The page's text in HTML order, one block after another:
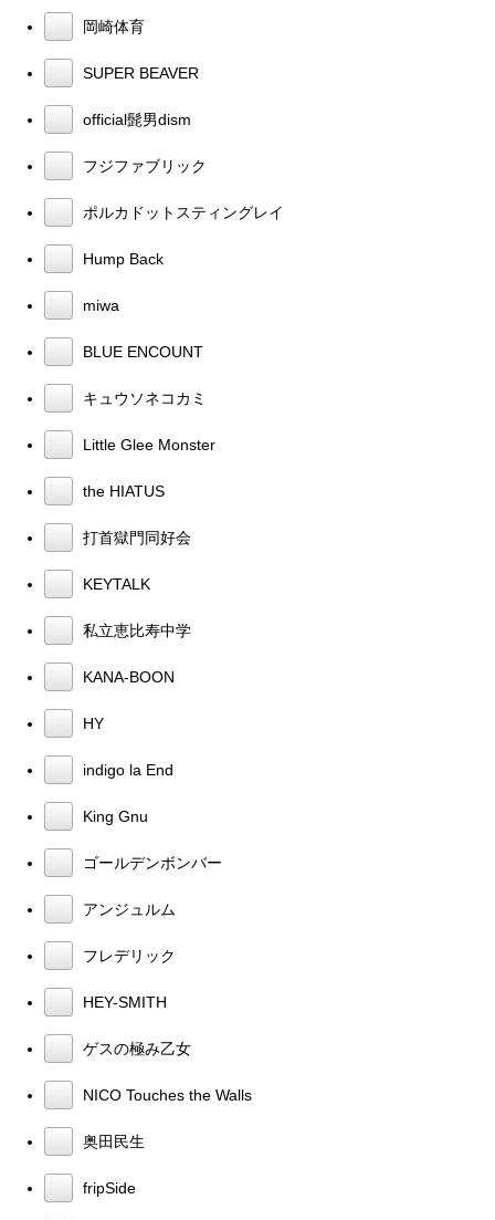
岡崎体育
SUPER BEAVER
official髭男dism
フジファブリック
ポルカドットスティングレイ
Hump Back
miwa
BLUE ENCOUNT
キュウソネコカミ
Little Glee Monster
the HIATUS
打首獄門同好会
KEYTALK
私立恵比寿中学
KANA-BOON
HY
indigo la End
King Gnu
ゴールデンボンバー
アンジュルム
フレデリック
HEY-SMITH
ゲスの極み乙女
NICO Touches the Walls
奥田民生
fripSide